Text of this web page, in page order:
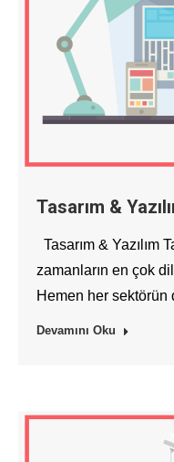
Tasarım &
Tasarım & Yazılım
zamanların en çok
Hemen her
Devamını Oku